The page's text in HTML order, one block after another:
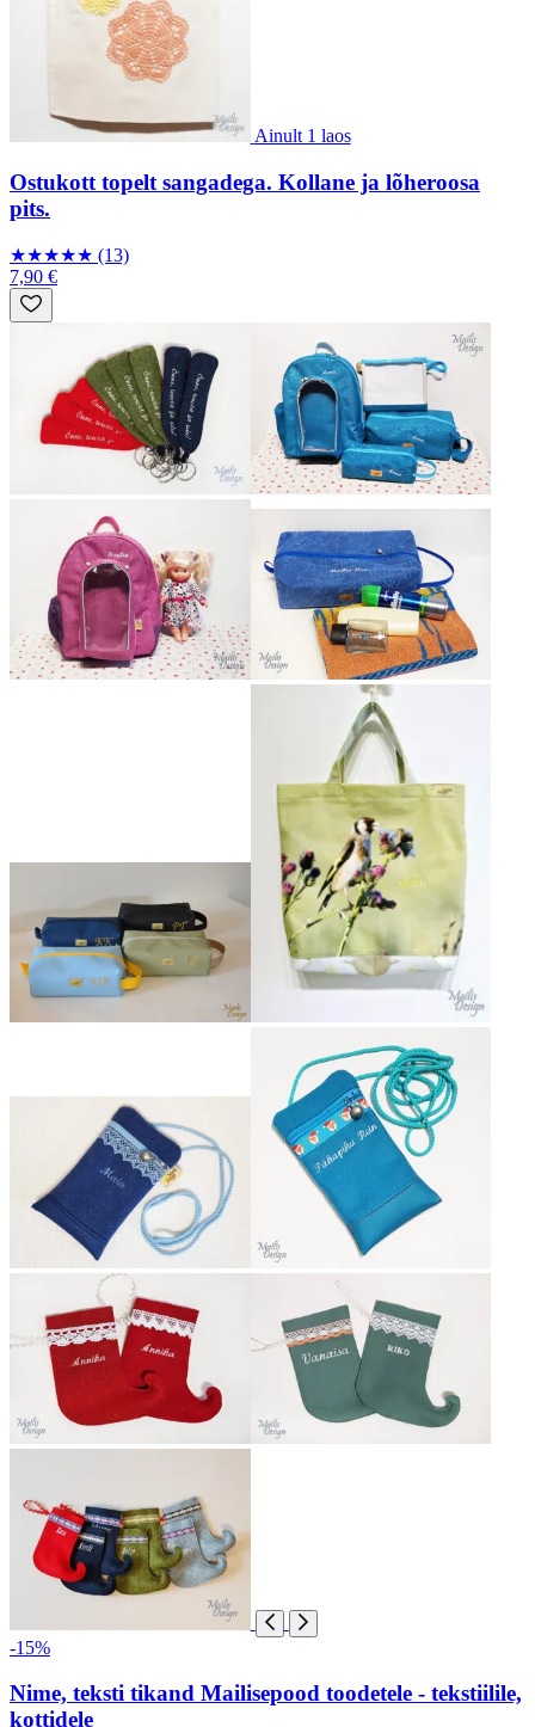
Ainult 1 laos
Ostukott topelt sangadega. Kollane ja lõheroosa
pits.
★★★★★ (13)
7,90 €
-15%
Nime, teksti tikand Mailisepood toodetele - tekstiilile,
kottidele